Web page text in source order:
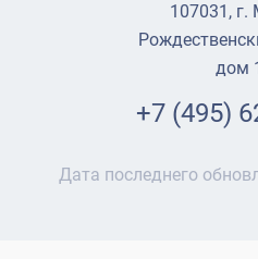
107031, г.
дом
+7 (495)
Дата последнего